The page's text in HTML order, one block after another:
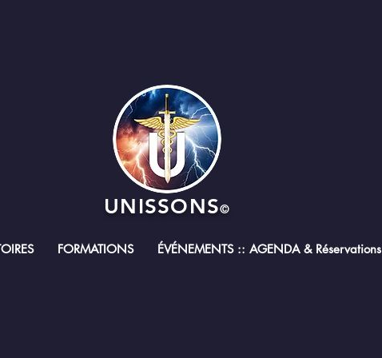
UNISSONS©
FORMATIONS ÉVÉNEMENTS :: AGENDA & Réservations